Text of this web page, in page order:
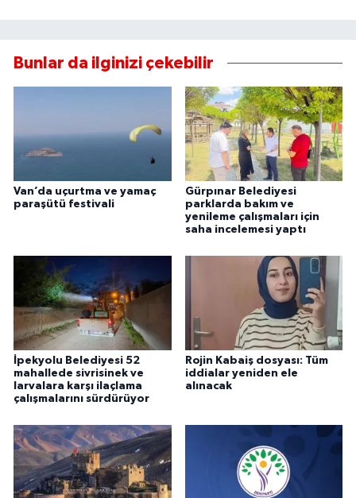
Bunlar da ilginizi çekebilir
Van’da uçurtma ve yamaç
paraşütü festivali
Gürpınar Belediyesi
parklarda bakım ve
yenileme çalışmaları için
saha incelemesi yaptı
İpekyolu Belediyesi 52
mahallede sivrisinek ve
larvalara karşı ilaçlama
çalışmalarını sürdürüyor
Rojin Kabaiş dosyası: Tüm
iddialar yeniden ele
alınacak